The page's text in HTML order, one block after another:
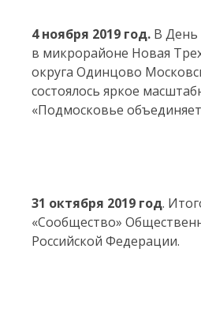
4 ноября 2019 год. В День
в микрорайоне Новая
округа Одинцово
состоялось яркое
«Подмосковье
31 октября 2019 год.
«Сообщество»
Российской Федерации.